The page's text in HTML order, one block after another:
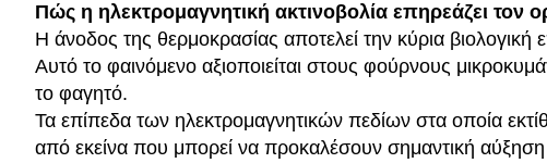
Πώς η ηλεκτρομαγνητική ακτινοβολία επηρεάζει τον
Η άνοδος της θερμοκρασίας αποτελεί την κύρια
Αυτό το φαινόμενο αξιοποιείται στους φούρνους
το φαγητό.
Τα επίπεδα των ηλεκτρομαγνητικών πεδίων στα οποία
από εκείνα που μπορεί να προκαλέσουν σημαντική